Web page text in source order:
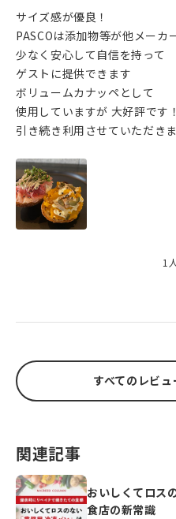
サイズ感が優良！
PASCOは添加物等が他メーカ
少なく安心して自信を持って
ゲストに提供できます
ボリュームカナッペとして
使用していますが 大好評です！
引き続き利用させていただき
1
すべてのレビュ
関連記事
おいしくてロス
食店の新常識